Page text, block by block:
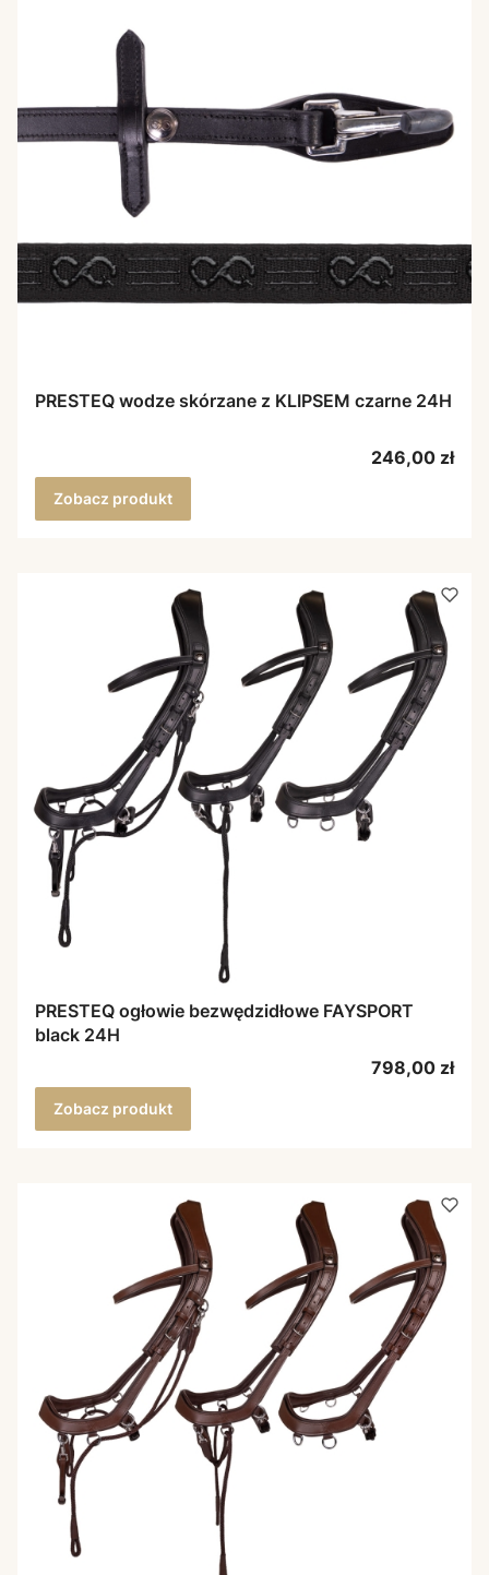
PRESTEQ wodze skórzane z KLIPSEM czarne 24H
Cena
246,00 zł
Zobacz produkt
PRESTEQ ogłowie bezwędzidłowe FAYSPORT
black 24H
Cena
798,00 zł
Zobacz produkt